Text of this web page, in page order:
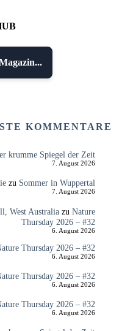
KOMMENTARE
krumme Spiegel der Zeit
7. August 2026
zu Sommer in Wuppertal
7. August 2026
West Australiazu Nature
Thursday 2026 – #32
6. August 2026
Thursday 2026 – #32
6. August 2026
Thursday 2026 – #32
6. August 2026
Thursday 2026 – #32
6. August 2026